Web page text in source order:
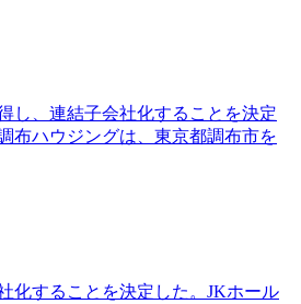
し、連結子会社化することを決定
布ハウジングは、東京都調布市を
化することを決定した。JKホール